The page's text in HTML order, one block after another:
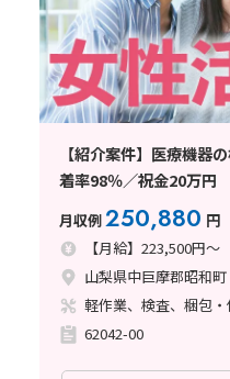
【紹介案件】医療機器
着率98％／祝金20万円
月収例250,880 円
【月給】223,500円～
山梨県中巨摩郡昭和町
軽作業、検査、梱包
62042-00